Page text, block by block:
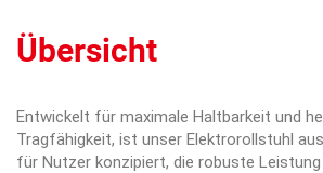
Übersicht
Entwickelt für maximale Haltbarkeit und
Tragfähigkeit, ist unser Elektrorollstuhl
für Nutzer konzipiert, die robuste